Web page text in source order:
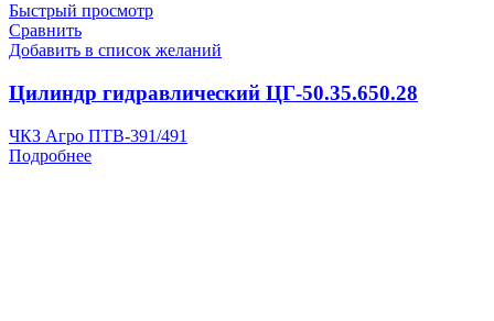
Быстрый просмотр
Сравнить
Добавить в список желаний
Цилиндр гидравлический ЦГ-50.35.650.28
ЧКЗ Агро ПТВ-391/491
Подробнее